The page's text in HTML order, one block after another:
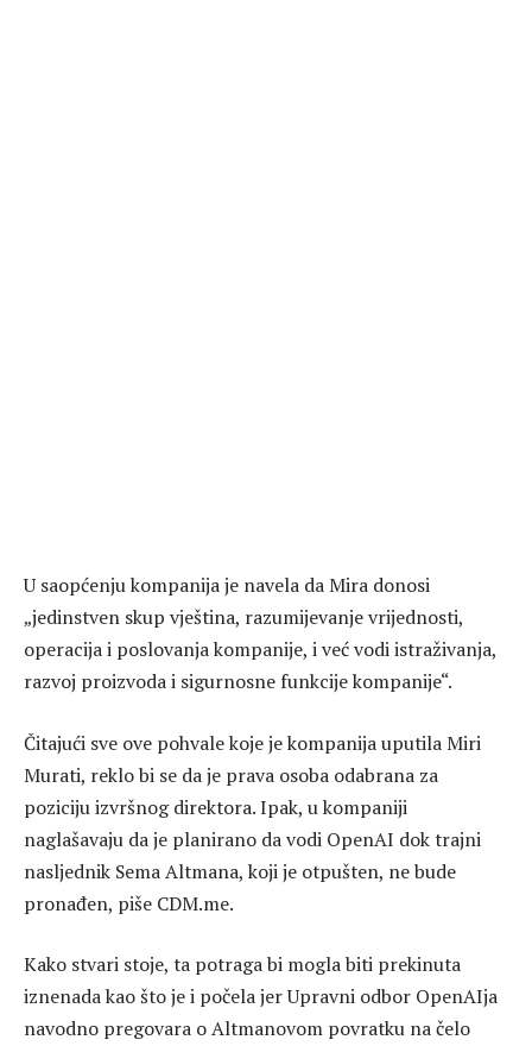
U saopćenju kompanija je navela da Mira donosi
„jedinstven skup vještina, razumijevanje vrijednosti,
operacija i poslovanja kompanije, i već vodi istraživanja,
razvoj proizvoda i sigurnosne funkcije kompanije“.
Čitajući sve ove pohvale koje je kompanija uputila Miri
Murati, reklo bi se da je prava osoba odabrana za
poziciju izvršnog direktora. Ipak, u kompaniji
naglašavaju da je planirano da vodi OpenAI dok trajni
nasljednik Sema Altmana, koji je otpušten, ne bude
pronađen, piše CDM.me.
Kako stvari stoje, ta potraga bi mogla biti prekinuta
iznenada kao što je i počela jer Upravni odbor OpenAIja
navodno pregovara o Altmanovom povratku na čelo